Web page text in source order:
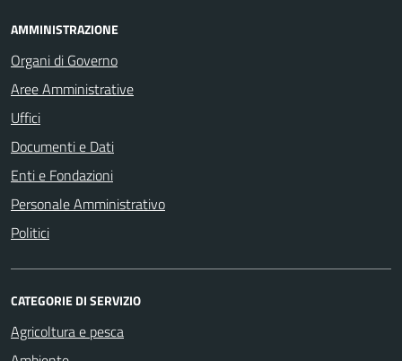
AMMINISTRAZIONE
Organi di Governo
Aree Amministrative
Uffici
Documenti e Dati
Enti e Fondazioni
Personale Amministrativo
Politici
CATEGORIE DI SERVIZIO
Agricoltura e pesca